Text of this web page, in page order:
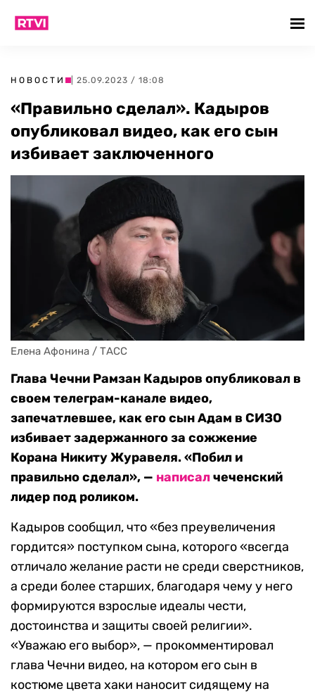
НОВОСТИ | 25.09.2023 / 18:08
«Правильно сделал». Кадыров
опубликовал видео, как его сын
избивает заключенного
Елена Афонина / ТАСС
Глава Чечни Рамзан Кадыров опубликовал в
своем телеграм-канале видео,
запечатлевшее, как его сын Адам в СИЗО
избивает задержанного за сожжение
Корана Никиту Журавеля. «Побил и
правильно сделал», — написалчеченский
лидер под роликом.
Кадыров сообщил, что «без преувеличения
гордится» поступком сына, которого «всегда
отличало желание расти не среди сверстников,
а среди более старших, благодаря чему у него
формируются взрослые идеалы чести,
достоинства и защиты своей религии».
«Уважаю его выбор», — прокомментировал
глава Чечни видео, на котором его сын в
костюме цвета хаки наносит сидящему на